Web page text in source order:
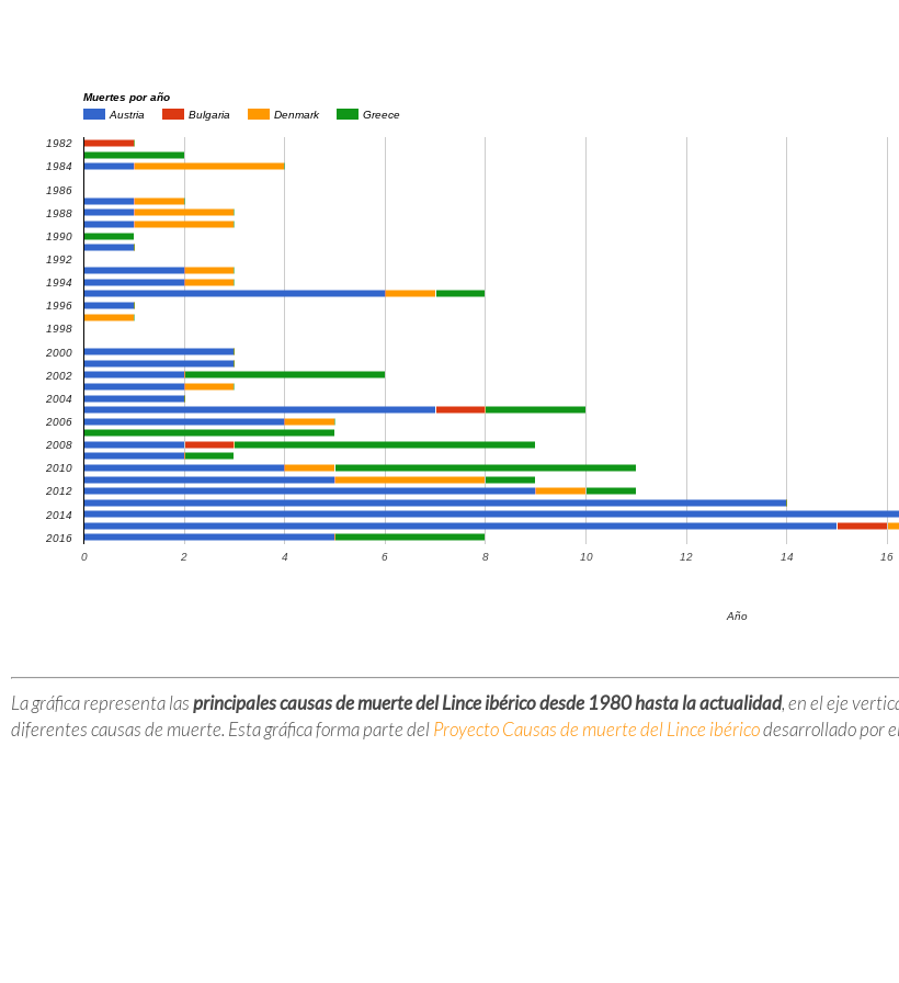
Muertes por año
Austria
Bulgaria Denmark Greece
0 2 4 6 8 10 12 14 16
1982
1984
1986
1988
1990
1992
1994
1996
1998
2000
2002
2004
2006
2008
2010
2012
2014
2016
Año
La gráfica representa lasprincipales causas de muerte del Lince ibérico desde 1980 hasta la actualidad, en el eje
diferentes causas de muerte. Esta gráfica forma parte delProyecto Causas de muerte del Lince ibéricodesarrollado por